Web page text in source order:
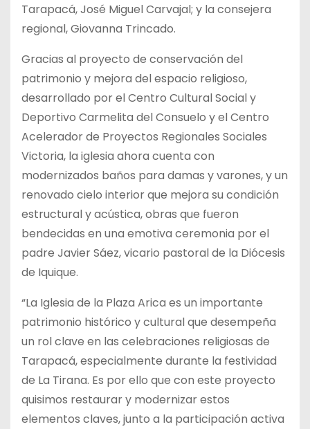
Tarapacá, José Miguel Carvajal; y la consejera
regional,Giovanna Trincado.
Gracias al proyecto de conservación del
patrimonio y mejora del espacio religioso,
desarrollado por el Centro Cultural Social y
Deportivo Carmelita del Consuelo y el Centro
Acelerador de Proyectos Regionales Sociales
Victoria, la iglesia ahora cuenta con
modernizados baños para damas y varones, y un
renovado cielo interior que mejora su condición
estructural y acústica, obras que fueron
bendecidas en una emotiva ceremonia por el
padre Javier Sáez, vicario pastoral de la Diócesis
de Iquique.
“La Iglesia de la Plaza Arica es un importante
patrimonio histórico y cultural que desempeña
un rol clave en las celebraciones religiosas de
Tarapacá, especialmente durante la festividad
de La Tirana. Es por ello que con este proyecto
quisimos restaurar y modernizar estos
elementos claves, junto a la participación activa